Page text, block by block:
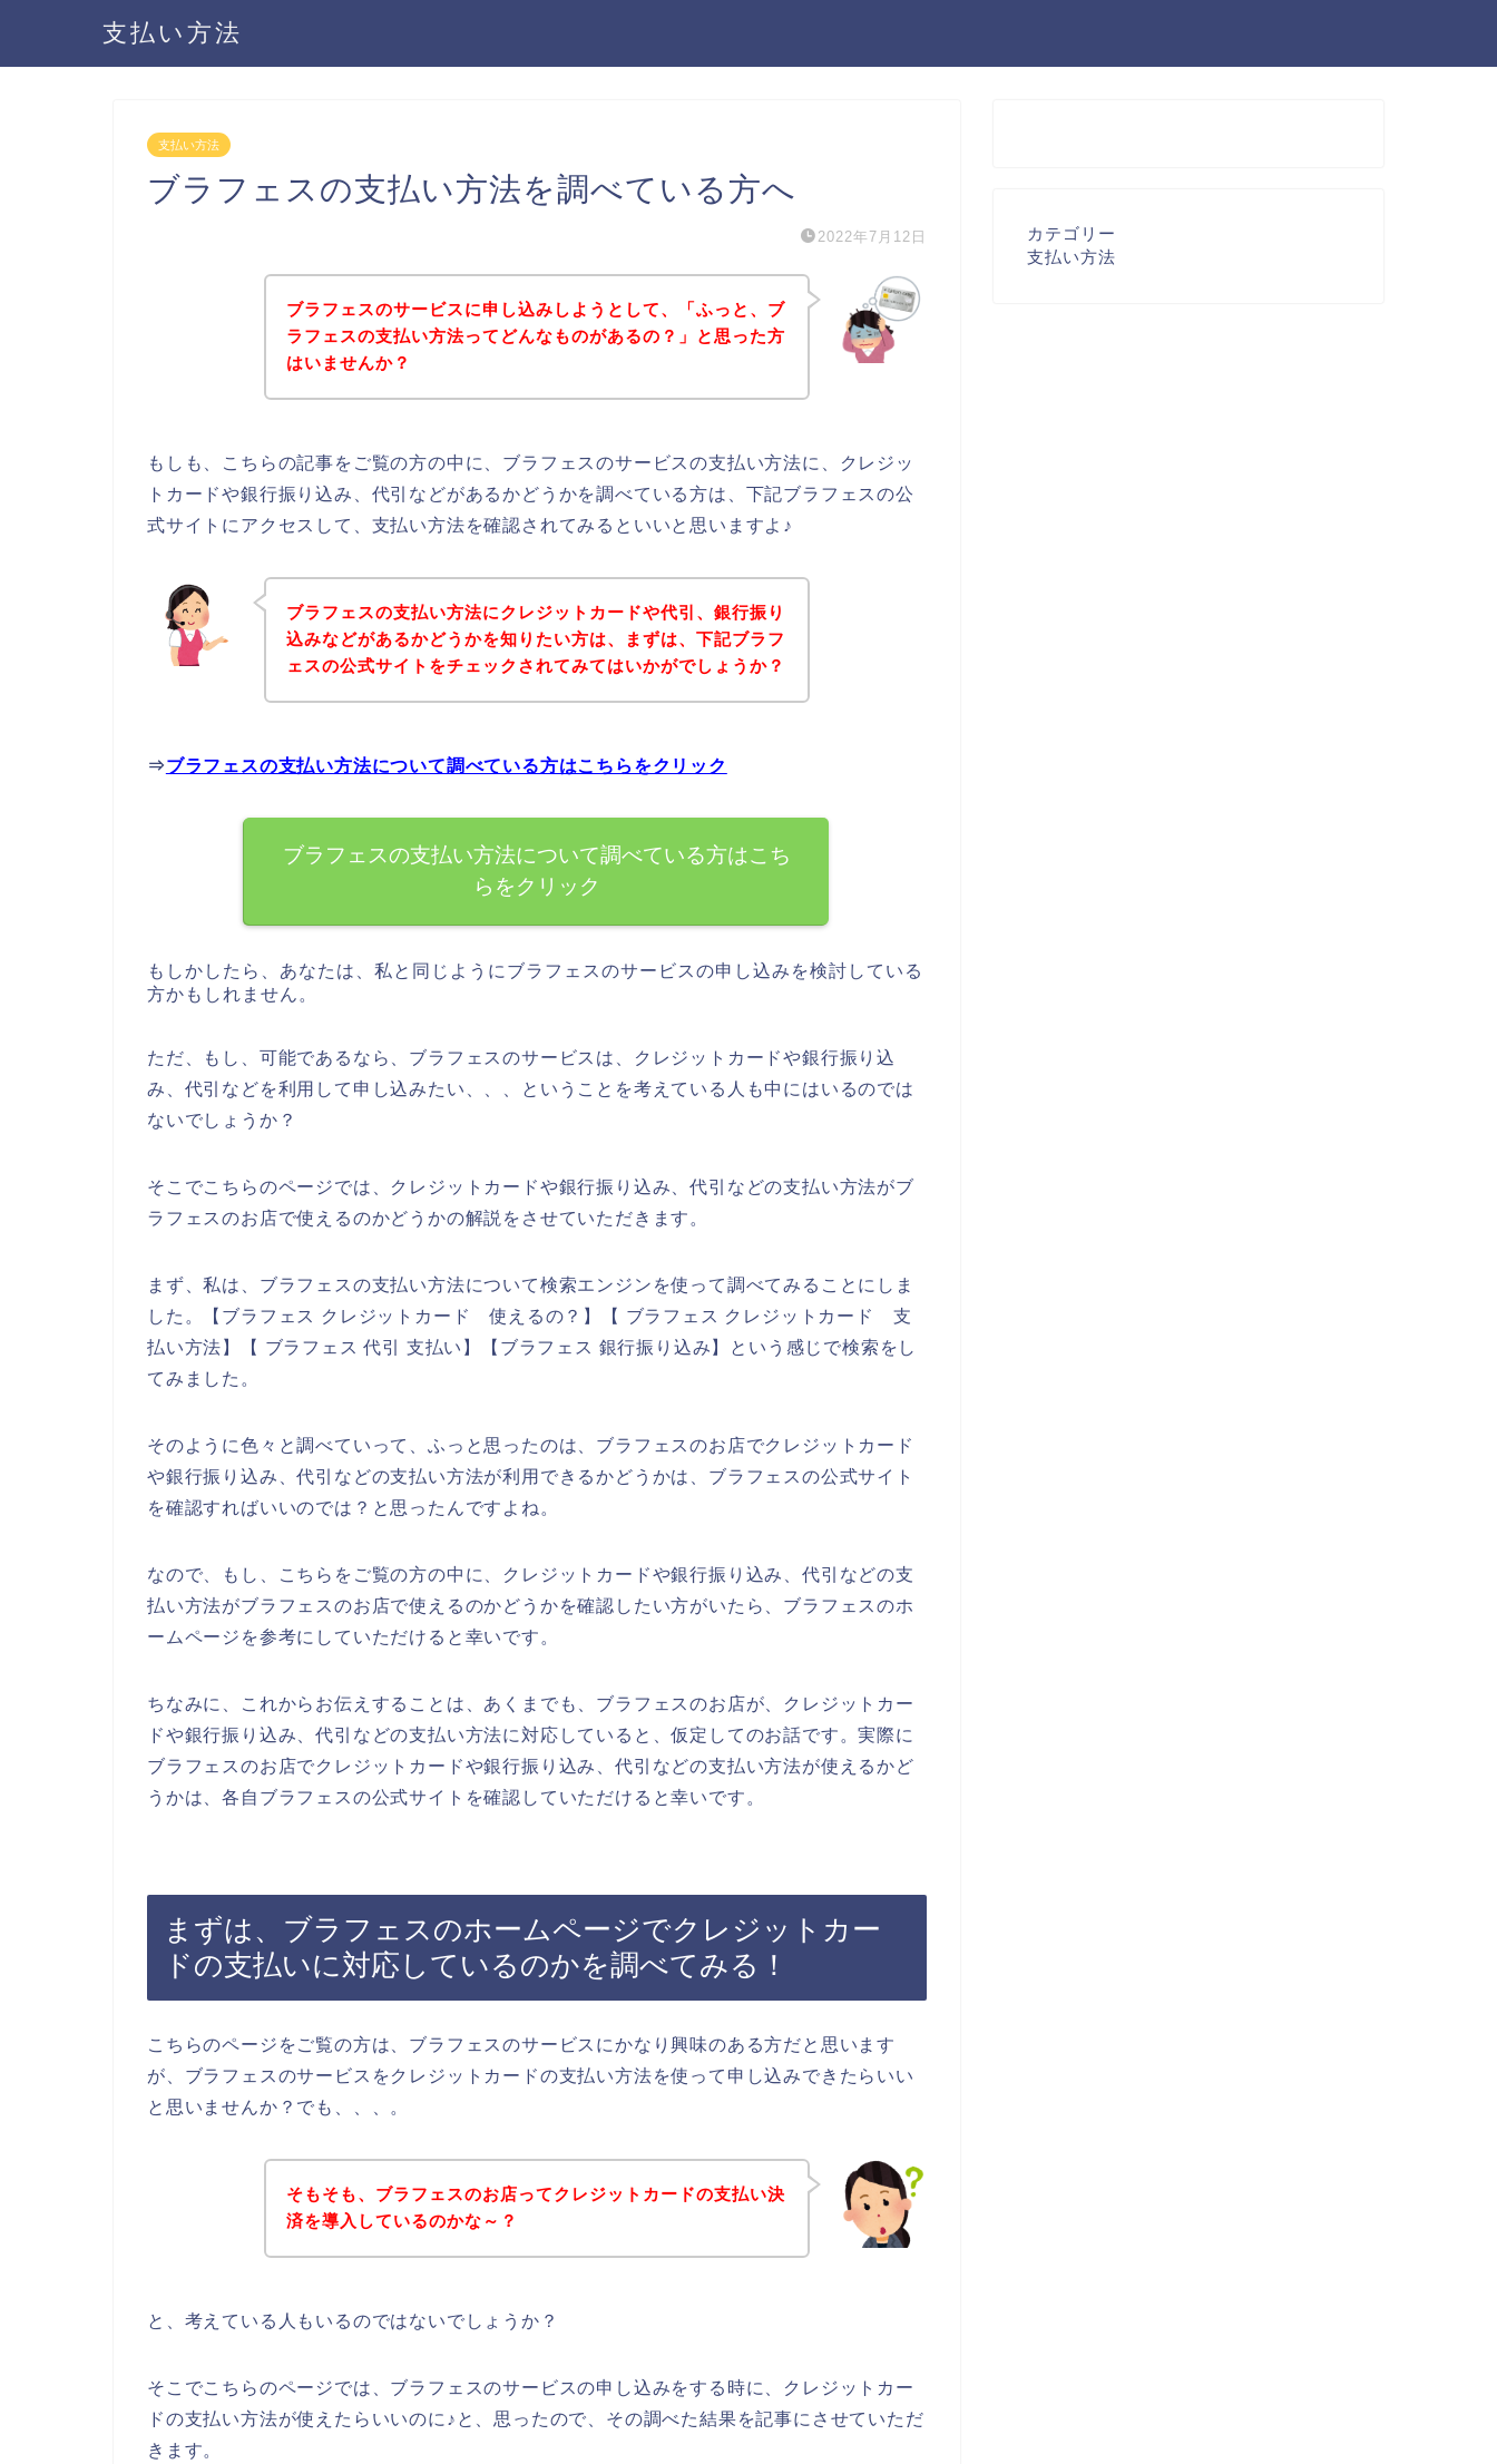
支払い方法
支払い方法
ブラフェスの支払い方法を調べている方へ
2022年7月12日
ブラフェスのサービスに申し込みしようとして、「ふっと、ブ
ラフェスの支払い方法ってどんなものがあるの？」と思った方
はいませんか？
もしも、こちらの記事をご覧の方の中に、ブラフェスのサービスの支払い方法に、クレジッ
トカードや銀行振り込み、代引などがあるかどうかを調べている方は、下記ブラフェスの公
式サイトにアクセスして、支払い方法を確認されてみるといいと思いますよ♪
ブラフェスの支払い方法にクレジットカードや代引、銀行振り
込みなどがあるかどうかを知りたい方は、まずは、下記ブラフ
ェスの公式サイトをチェックされてみてはいかがでしょうか？
⇒ブラフェスの支払い方法について調べている方はこちらをクリック
ブラフェスの支払い方法について調べている方はこち
らをクリック
もしかしたら、あなたは、私と同じようにブラフェスのサービスの申し込みを検討している
方かもしれません。
ただ、もし、可能であるなら、ブラフェスのサービスは、クレジットカードや銀行振り込
み、代引などを利用して申し込みたい、、、ということを考えている人も中にはいるのでは
ないでしょうか？
そこでこちらのページでは、クレジットカードや銀行振り込み、代引などの支払い方法がブ
ラフェスのお店で使えるのかどうかの解説をさせていただきます。
まず、私は、ブラフェスの支払い方法について検索エンジンを使って調べてみることにしま
した。【ブラフェス クレジットカード 使えるの？】【 ブラフェス クレジットカード 支
払い方法】【 ブラフェス 代引 支払い】【ブラフェス 銀行振り込み】という感じで検索をし
てみました。
そのように色々と調べていって、ふっと思ったのは、ブラフェスのお店でクレジットカード
や銀行振り込み、代引などの支払い方法が利用できるかどうかは、ブラフェスの公式サイト
を確認すればいいのでは？と思ったんですよね。
なので、もし、こちらをご覧の方の中に、クレジットカードや銀行振り込み、代引などの支
払い方法がブラフェスのお店で使えるのかどうかを確認したい方がいたら、ブラフェスのホ
ームページを参考にしていただけると幸いです。
ちなみに、これからお伝えすることは、あくまでも、ブラフェスのお店が、クレジットカー
ドや銀行振り込み、代引などの支払い方法に対応していると、仮定してのお話です。実際に
ブラフェスのお店でクレジットカードや銀行振り込み、代引などの支払い方法が使えるかど
うかは、各自ブラフェスの公式サイトを確認していただけると幸いです。
まずは、ブラフェスのホームページでクレジットカー
ドの支払いに対応しているのかを調べてみる！
こちらのページをご覧の方は、ブラフェスのサービスにかなり興味のある方だと思います
が、ブラフェスのサービスをクレジットカードの支払い方法を使って申し込みできたらいい
と思いませんか？でも、、、。
そもそも、ブラフェスのお店ってクレジットカードの支払い決
済を導入しているのかな～？
と、考えている人もいるのではないでしょうか？
そこでこちらのページでは、ブラフェスのサービスの申し込みをする時に、クレジットカー
ドの支払い方法が使えたらいいのに♪と、思ったので、その調べた結果を記事にさせていただ
きます。
カテゴリー
支払い方法